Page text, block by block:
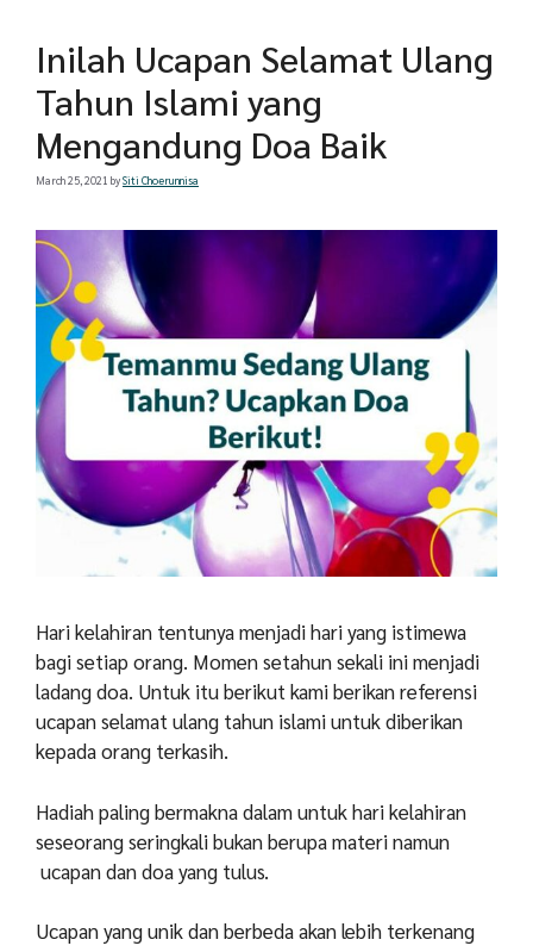
Inilah Ucapan Selamat Ulang
Tahun Islami yang
Mengandung Doa Baik
March 25, 2021 bySiti Choerunnisa
Hari kelahiran tentunya menjadi hari yang istimewa
bagi setiap orang. Momen setahun sekali ini menjadi
ladang doa. Untuk itu berikut kami berikan referensi
ucapan selamat ulang tahun islami untuk diberikan
kepada orang terkasih.
Hadiah paling bermakna dalam untuk hari kelahiran
seseorang seringkali bukan berupa materi namun
ucapan dan doa yang tulus.
Ucapan yang unik dan berbeda akan lebih terkenang